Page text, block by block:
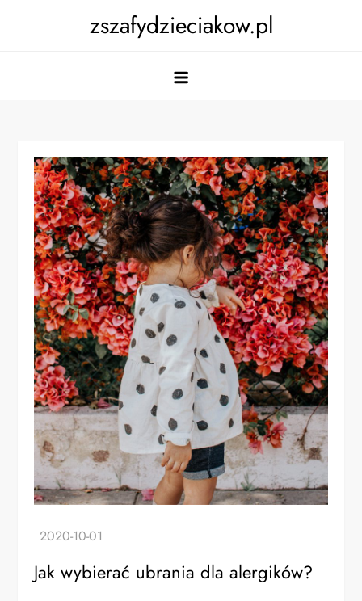
zszafydzieciakow.pl
Jak wybierać ubrania dla alergików?